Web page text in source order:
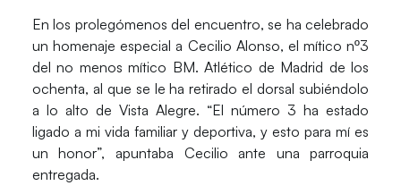
En los prolegómenos del encuentro, se ha celebrado
un homenaje especial a Cecilio Alonso, el mítico nº3
del no menos mítico BM. Atlético de Madrid de los
ochenta, al que se le ha retirado el dorsal subiéndolo
a lo alto de Vista Alegre. “El número 3 ha estado
ligado a mi vida familiar y deportiva, y esto para mí es
un honor”, apuntaba Cecilio ante una parroquia
entregada.